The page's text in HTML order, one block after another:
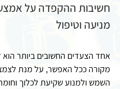
חשיבות ההקפדה על
מניעה וטיפול
אחד הצעדים החשובים ביותר
מקורה ככל האפשר, על מנת
השמש ולמנוע שקיעת לכלוך